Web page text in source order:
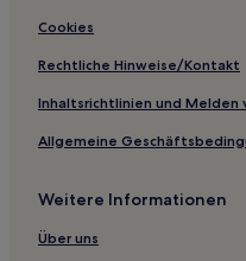
Hotels mit
Hotels mit Parkplatz in
Business in Bayern
Hotels mit Fitnessbereich
Familien in Bayern
Cookies
Rechtliche Hinweise/Kontakt
Inhaltsrichtlinien und Melden
Allgemeine
Weitere Informationen
Über uns